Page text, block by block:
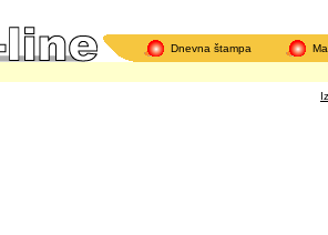
Dnevna štampa